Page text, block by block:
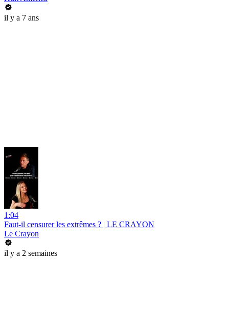
il y a 7 ans
1:04
Faut-il censurer les extrêmes ? | LE CRAYON
Le Crayon
il y a 2 semaines